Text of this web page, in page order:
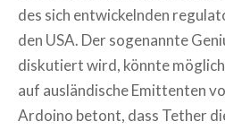
des sich entwickelnden
den USA. Der sogenannte
diskutiert wird, könnte
auf ausländische Emittenten
Ardoino betont, dass Tether